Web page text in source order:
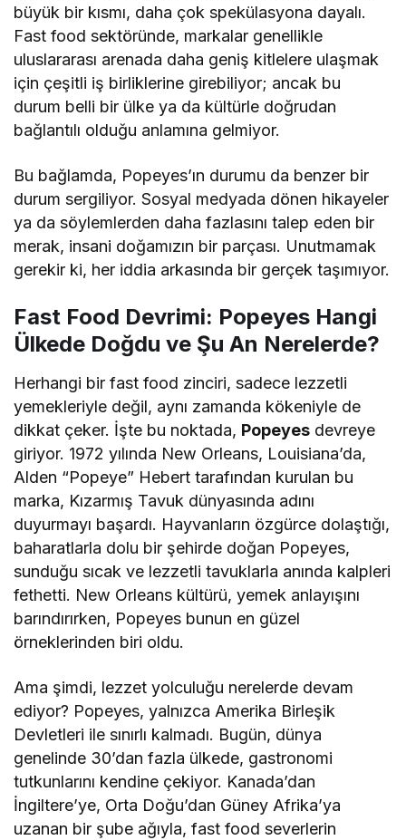
büyük bir kısmı, daha çok spekülasyona dayalı.
Fast food sektöründe, markalar genellikle
uluslararası arenada daha geniş kitlelere ulaşmak
için çeşitli iş birliklerine girebiliyor; ancak bu
durum belli bir ülke ya da kültürle doğrudan
bağlantılı olduğu anlamına gelmiyor.
Bu bağlamda, Popeyes’ın durumu da benzer bir
durum sergiliyor. Sosyal medyada dönen hikayeler
ya da söylemlerden daha fazlasını talep eden bir
merak, insani doğamızın bir parçası. Unutmamak
gerekir ki, her iddia arkasında bir gerçek taşımıyor.
Fast Food Devrimi: Popeyes Hangi
Ülkede Doğdu ve Şu An Nerelerde?
Herhangi bir fast food zinciri, sadece lezzetli
yemekleriyle değil, aynı zamanda kökeniyle de
dikkat çeker. İşte bu noktada, Popeyes devreye
giriyor. 1972 yılında New Orleans, Louisiana’da,
Alden “Popeye” Hebert tarafından kurulan bu
marka, Kızarmış Tavuk dünyasında adını
duyurmayı başardı. Hayvanların özgürce dolaştığı,
baharatlarla dolu bir şehirde doğan Popeyes,
sunduğu sıcak ve lezzetli tavuklarla anında kalpleri
fethetti. New Orleans kültürü, yemek anlayışını
barındırırken, Popeyes bunun en güzel
örneklerinden biri oldu.
Ama şimdi, lezzet yolculuğu nerelerde devam
ediyor? Popeyes, yalnızca Amerika Birleşik
Devletleri ile sınırlı kalmadı. Bugün, dünya
genelinde 30’dan fazla ülkede, gastronomi
tutkunlarını kendine çekiyor. Kanada’dan
İngiltere’ye, Orta Doğu’dan Güney Afrika’ya
uzanan bir şube ağıyla, fast food severlerin